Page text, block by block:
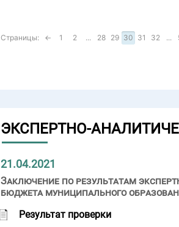
Страницы: ← 1 2 ... 28 29 30 31 32 ...
ЭКСПЕРТНО-
21.04.2021
Заключение по результатам
бюджета муниципального
Результат проверки